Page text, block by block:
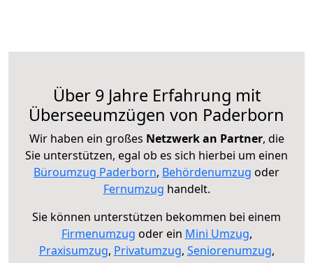
Über 9 Jahre Erfahrung mit
Überseeumzügen von Paderborn
Wir haben ein großes Netzwerk an Partner, die
Sie unterstützen, egal ob es sich hierbei um einen
Büroumzug Paderborn, Behördenumzug oder
Fernumzug handelt.
Sie können unterstützen bekommen bei einem
Firmenumzug oder ein Mini Umzug,
Praxisumzug, Privatumzug, Seniorenumzug,